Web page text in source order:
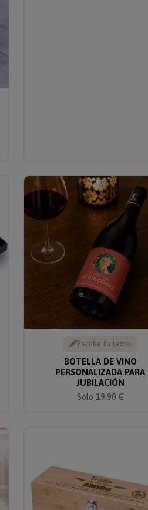
Escribe tu texto
BOTELLA DE VINO
PERSONALIZADA PARA
JUBILACIÓN
Solo 19.90 €